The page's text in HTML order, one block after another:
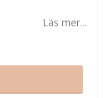
Läs mer...